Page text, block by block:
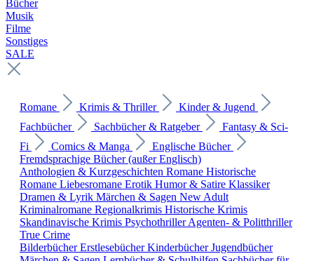
Bücher
Musik
Filme
Sonstiges
SALE
Romane Krimis & Thriller
Kinder & Jugend
Fachbücher
Sachbücher & Ratgeber
Fantasy & Sci-
Fi
Comics & Manga
Englische Bücher
Fremdsprachige Bücher (außer Englisch)
Anthologien & Kurzgeschichten Romane Historische
Romane Liebesromane Erotik Humor & Satire Klassiker
Dramen & Lyrik Märchen & Sagen New Adult
Kriminalromane Regionalkrimis Historische Krimis
Skandinavische Krimis PsychothrillerAgenten- & Politthriller
True Crime
BilderbücherErstlesebücherKinderbücherJugendbücher